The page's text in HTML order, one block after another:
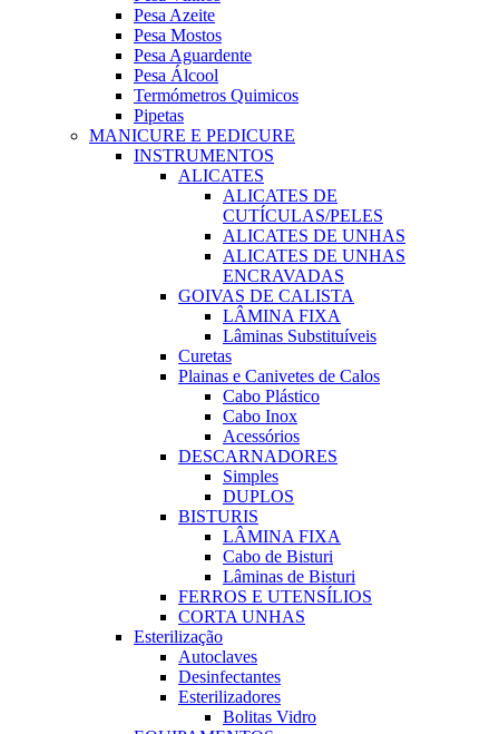
Pesa Azeite
Pesa Mostos
Pesa Aguardente
Pesa Álcool
Termómetros Quimicos
Pipetas
MANICURE E PEDICURE
INSTRUMENTOS
ALICATES
ALICATES DE
CUTÍCULAS/PELES
ALICATES DE UNHAS
ALICATES DE UNHAS
ENCRAVADAS
GOIVAS DE CALISTA
LÂMINA FIXA
Lâminas Substituíveis
Curetas
Plainas e Canivetes de Calos
Cabo Plástico
Cabo Inox
Acessórios
DESCARNADORES
Simples
DUPLOS
BISTURIS
LÂMINA FIXA
Cabo de Bisturi
Lâminas de Bisturi
FERROS E UTENSÍLIOS
CORTA UNHAS
Esterilização
Autoclaves
Desinfectantes
Esterilizadores
Bolitas Vidro